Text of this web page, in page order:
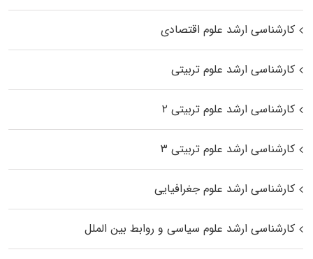
کارشناسی ارشد علوم اقتصادی
کارشناسی ارشد علوم تربیتی
کارشناسی ارشد علوم تربیتی ۲
کارشناسی ارشد علوم تربیتی ۳
کارشناسی ارشد علوم جغرافیایی
کارشناسی ارشد علوم سیاسی و روابط بین الملل